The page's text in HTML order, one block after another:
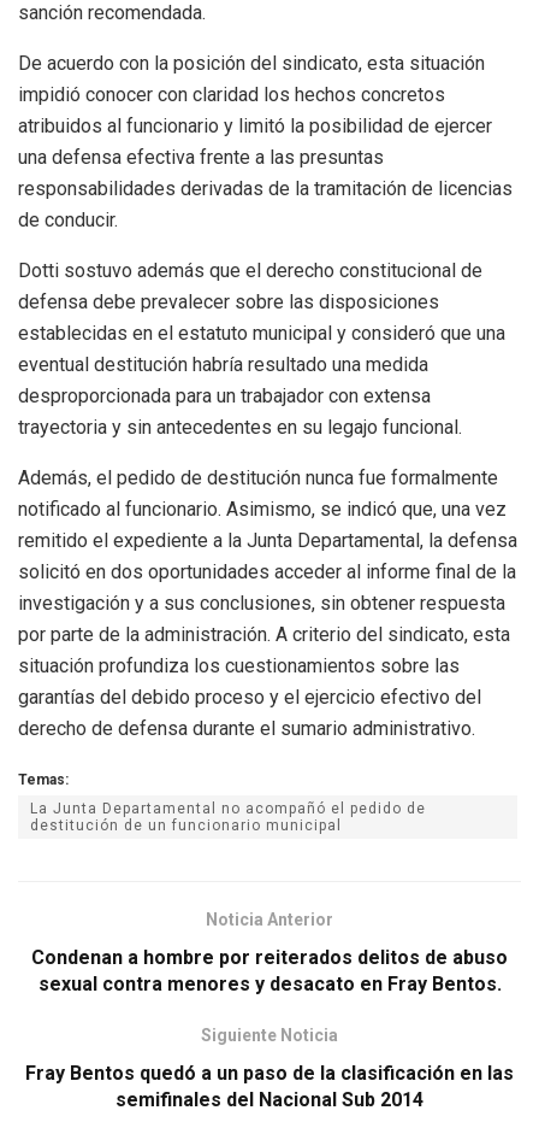
sanción recomendada.
De acuerdo con la posición del sindicato, esta situación
impidió conocer con claridad los hechos concretos
atribuidos al funcionario y limitó la posibilidad de ejercer
una defensa efectiva frente a las presuntas
responsabilidades derivadas de la tramitación de licencias
de conducir.
Dotti sostuvo además que el derecho constitucional de
defensa debe prevalecer sobre las disposiciones
establecidas en el estatuto municipal y consideró que una
eventual destitución habría resultado una medida
desproporcionada para un trabajador con extensa
trayectoria y sin antecedentes en su legajo funcional.
Además, el pedido de destitución nunca fue formalmente
notificado al funcionario. Asimismo, se indicó que, una vez
remitido el expediente a la Junta Departamental, la defensa
solicitó en dos oportunidades acceder al informe final de la
investigación y a sus conclusiones, sin obtener respuesta
por parte de la administración. A criterio del sindicato, esta
situación profundiza los cuestionamientos sobre las
garantías del debido proceso y el ejercicio efectivo del
derecho de defensa durante el sumario administrativo.
Temas:
La Junta Departamental no acompañó el pedido de
destitución de un funcionario municipal
Noticia Anterior
Condenan a hombre por reiterados delitos de abuso
sexual contra menores y desacato en Fray Bentos.
Siguiente Noticia
Fray Bentos quedó a un paso de la clasificación en las
semifinales del Nacional Sub 2014